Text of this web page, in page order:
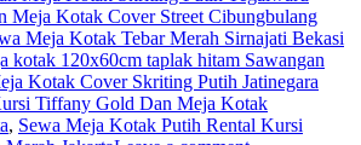
Meja Kotak Cover Street Cibungbulang
Meja Kotak Tebar Merah Sirnajati Bekasi
kotak 120x60cm taplak hitam Sawangan
Kotak Cover Skriting Putih Jatinegara
Tiffany Gold Dan Meja Kotak
, Sewa Meja Kotak Putih Rental Kursi